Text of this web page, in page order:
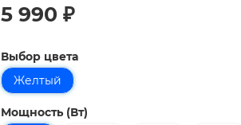
5 990 ₽
Выбор цвета
Желтый
Мощность (Вт)